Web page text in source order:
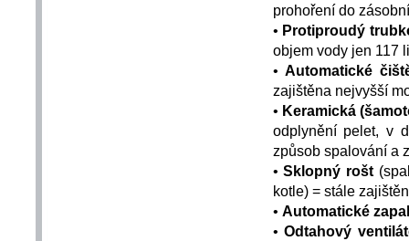
prohoření do
• Protiproudý
objem vody jen 117
•Automatické
zajištěna nejvyšší
• Keramická
odplynění pelet, v
způsob spalování a
•Sklopný rošt
kotle) = stále
• Automatické
• Odtahový